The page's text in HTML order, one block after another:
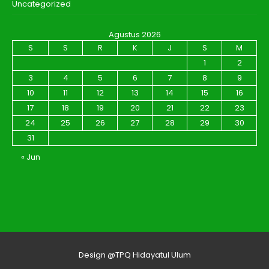
Uncategorized
Agustus 2026
S
S R K J S
M
1
2
3
4 5 6 7 8
9
10
11 12 13 14 15
16
17
18 19 20 21 22
23
24
25 26 27 28 29
30
31
« Jun
Design @TPQ Hidayatul Ulum